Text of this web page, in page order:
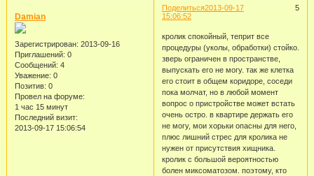
Поделиться 5
2013-09-17
15:06:52
Damian
Зарегистрирован: 2013-09-16
Приглашений: 0
Сообщений: 4
Уважение: 0
Позитив: 0
Провел на форуме:
1 час 15 минут
Последний визит:
2013-09-17 15:06:54
кролик спокойный, теприт все
процедуры (уколы, обработки) стойко.
зверь ограничен в пространстве,
выпускать его не могу. так же клетка
его стоит в общем коридоре, соседи
пока молчат, но в любой момент
вопрос о пристройстве может встать
очень остро. в квартире держать его
не могу, мои хорьки опасны для него,
плюс лишний стрес для кролика не
нужен от присутствия хищника.
кролик с большой вероятностью
болен миксоматозом. поэтому, кто